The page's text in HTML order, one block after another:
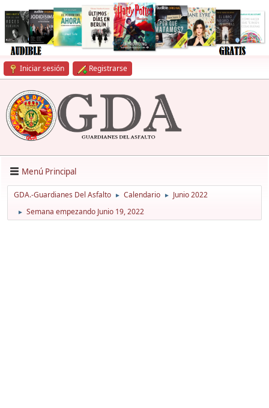
Iniciar sesión Registrarse
Menú Principal
GDA.-Guardianes Del Asfalto ► Calendario ► Junio 2022
► Semana empezando Junio 19, 2022